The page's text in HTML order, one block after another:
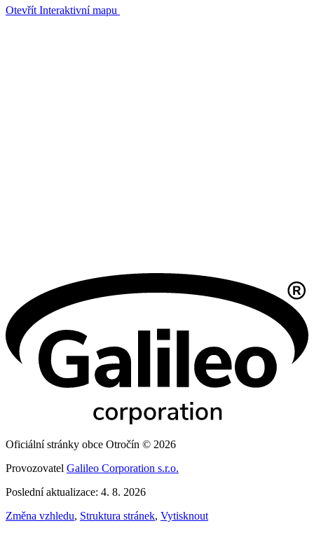
Otevřít Interaktivní mapu
Oficiální stránky obce Otročín © 2026
Provozovatel Galileo Corporation s.r.o.
Poslední aktualizace: 4. 8. 2026
Změna vzhledu, Struktura stránek, Vytisknout